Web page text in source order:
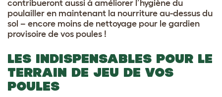
contribueront aussi à améliorer l’hygiène du
poulailler en maintenant la nourriture au-dessus du
sol – encore moins de nettoyage pour le gardien
provisoire de vos poules !
LES INDISPENSABLES POUR LE
TERRAIN DE JEU DE VOS
POULES